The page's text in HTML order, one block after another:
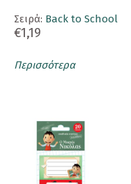
Σειρά: Back to School
€1,19
Περισσότερα